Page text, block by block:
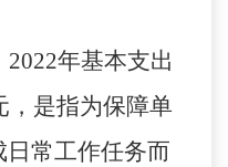
2022年基本支出
，是指为保障单
常工作任务而